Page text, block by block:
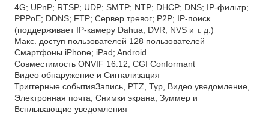
4G; UPnP; RTSP; UDP; SMTP; NTP; DHCP; DNS; IP-фильтр;
PPPoE; DDNS; FTP; Сервер тревог; P2P; IP-поиск
(поддерживает IP-камеру Dahua, DVR, NVS и т. д.)
Макс. доступ пользователей 128 пользователей
Смартфоны iPhone; iPad; Android
Совместимость ONVIF 16.12, CGI Conformant
Видео обнаружение и Сигнализация
Триггерные событияЗапись, PTZ, Тур, Видео уведомление,
Электронная почта, Снимки экрана, Зуммер и
Всплывающие уведомления